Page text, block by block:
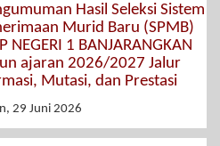
Hasil Seleksi Sistem
Murid Baru (SPMB)
NEGERI 1 BANJARANGKAN
ajaran 2026/2027 Jalur
Mutasi, dan Prestasi
29 Juni 2026